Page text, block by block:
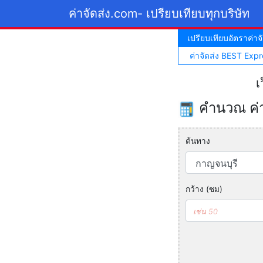
ค่าจัดส่ง.com- เปรียบเทียบทุกบริษัท
เปรียบเทียบอัตราค่า
ค่าจัดส่ง BEST
คำนวณ ค่
ต้นทาง
กว้าง (ซม)